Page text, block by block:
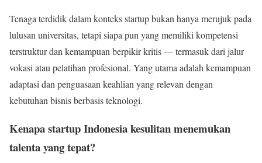
Tenaga terdidik dalam konteks startup bukan hanya merujuk pada
lulusan universitas, tetapi siapa pun yang memiliki kompetensi
terstruktur dan kemampuan berpikir kritis — termasuk dari jalur
vokasi atau pelatihan profesional. Yang utama adalah kemampuan
adaptasi dan penguasaan keahlian yang relevan dengan
kebutuhan bisnis berbasis teknologi.
Kenapa startup Indonesia kesulitan menemukan
talenta yang tepat?